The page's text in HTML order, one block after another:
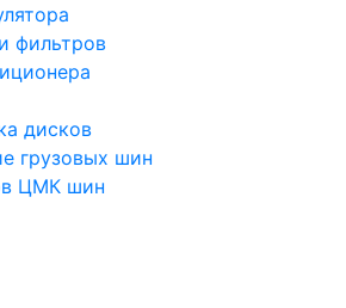
фильтров
дисков
грузовых шин
ЦМК шин